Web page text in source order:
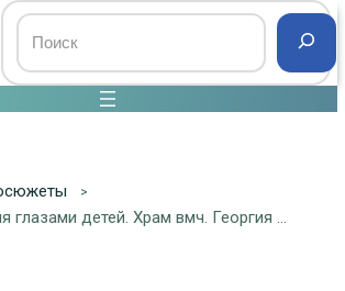
Мир Православия глазами детей. Храм вмч. Георгия Победоносца в д. Подтеребово